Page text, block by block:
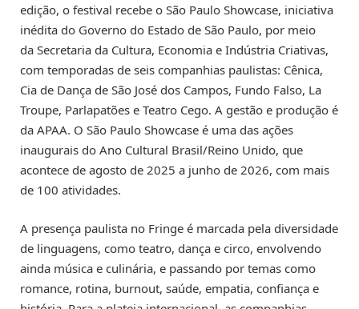
edição, o festival recebe o São Paulo Showcase, iniciativa
inédita do Governo do Estado de São Paulo, por meio
da Secretaria da Cultura, Economia e Indústria Criativas,
com temporadas de seis companhias paulistas: Cênica,
Cia de Dança de São José dos Campos, Fundo Falso, La
Troupe, Parlapatões e Teatro Cego. A gestão e produção é
da APAA. O São Paulo Showcase é uma das ações
inaugurais do Ano Cultural Brasil/Reino Unido, que
acontece de agosto de 2025 a junho de 2026, com mais
de 100 atividades.
A presença paulista no Fringe é marcada pela diversidade
de linguagens, como teatro, dança e circo, envolvendo
ainda música e culinária, e passando por temas como
romance, rotina, burnout, saúde, empatia, confiança e